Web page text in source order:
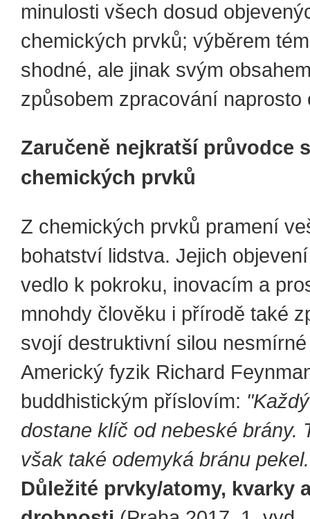
minulosti všech dosud
chemických prvků; výběrem
shodné, ale jinak svým
způsobem zpracování naprosto
Zaručeně nejkratší průvodce
chemických prvků
Z chemických prvků pramení
bohatství lidstva. Jejich
vedlo k pokroku, inovacím a
mnohdy člověku i přírodě také
svojí destruktivní silou
Americký fyzik Richard
buddhistickým příslovím:
dostane klíč od nebeské brány.
však také odemyká bránu
Důležité prvky/atomy, kvarky